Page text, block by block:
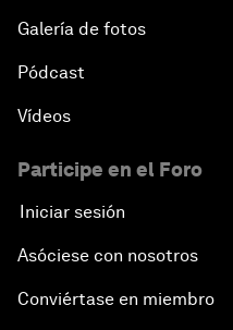
Galería de fotos
Pódcast
Vídeos
Participe en el Foro
Iniciar sesión
Asóciese con nosotros
Conviértase en miembro